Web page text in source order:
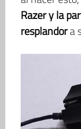
Razer y la
resplandora